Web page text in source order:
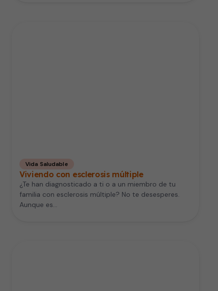
Vida Saludable
Viviendo con esclerosis múltiple
¿Te han diagnosticado a ti o a un miembro de tu
familia con esclerosis múltiple? No te desesperes.
Aunque es…